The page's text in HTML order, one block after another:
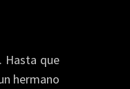
Hasta que
hermano